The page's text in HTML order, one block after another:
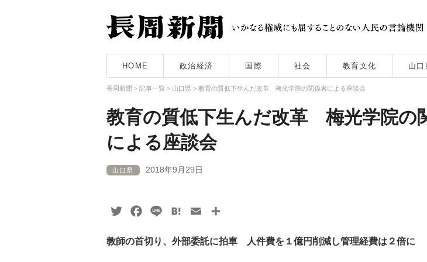
HOME 政治経済 国際 社会 教育文化 山口
長周新聞 > 記事一覧 > 山口県 > 教育の質低下生んだ改革 梅光学院の関係者による座談会
教育の質低下生んだ改革 梅光学院の
による座談会
山口県 2018年9月29日
TwitterFacebook
Line HatenaEmail
教師の首切り、外部委託に拍車 人件費を１億円削減し管理経費は２倍に